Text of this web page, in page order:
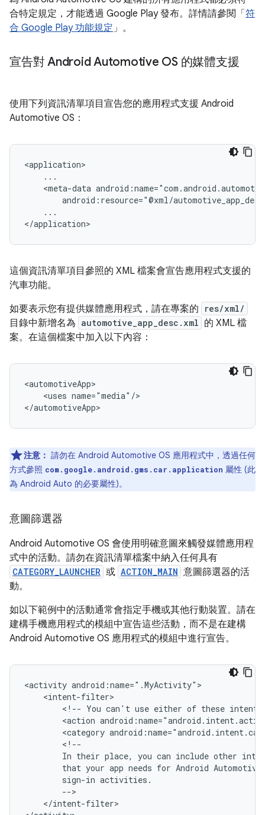
合特定規定，才能透過 Google Play 發布。詳情請參閱「 符
合 Google Play 功能規定」。
宣告對 Android Automotive OS 的媒體支援
使用下列資訊清單項目宣告您的應用程式支援 Android
Automotive OS：
<meta-data
...
這個資訊清單項目參照的 XML 檔案會宣告應用程式支援的
汽車功能。
如要表示您有提供媒體應用程式，請在專案的
res/xml/
目錄中新增名為 automotive_app_desc.xml 的 XML 檔
案。在這個檔案中加入以下內容：
<uses name="media"/>
注意： 請勿在 Android Automotive OS 應用程式中，透過任何
方式參照 com.google.android.gms.car.application 屬性 (此
為 Android Auto 的必要屬性)。
意圖篩選器
Android Automotive OS 會使用明確意圖來觸發媒體應用程
式中的活動。請勿在資訊清單檔案中納入任何具有
CATEGORY_LAUNCHER 或 ACTION_MAIN 意圖篩選器的活
動。
如以下範例中的活動通常會指定手機或其他行動裝置。請在
建構手機應用程式的模組中宣告這些活動，而不是在建構
Android Automotive OS 應用程式的模組中進行宣告。
<activity
<!-- You can't use either of these intents
<action
<category
In their place, you can include other
that your app needs for Android Automotive
sign-in
</intent-filter>